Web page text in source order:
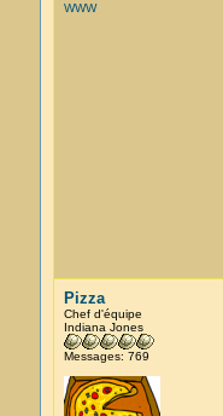
WWW
Pizza
Chef d'équipe
Indiana Jones
Messages: 769